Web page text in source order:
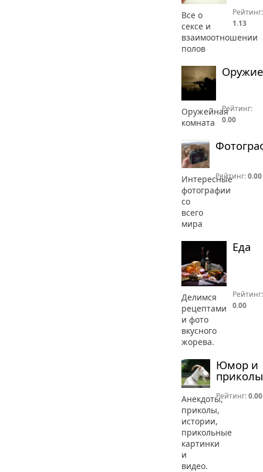
Все о
сексе и
взаимоотношении
полов
Рейтинг:
1.13
Оружие
Оружейная
комната
Рейтинг:
0.00
Интересные
фотографии
со
всего
мира
Рейтинг:0.00
Еда
Делимся
рецептами
и фото
вкусного
жорева.
Рейтинг:
0.00
Юмор и
приколы
Анекдоты,
приколы,
истории,
прикольные
картинки
и
видео.
Рейтинг:0.00